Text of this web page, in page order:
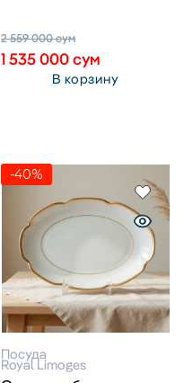
2 559 000сум
1 535 000сум
В корзину
-40%
Посуда
Royal Limoges